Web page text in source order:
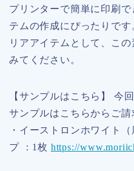
プリンターで簡単に印刷
テムの作成にぴったりで
リアアイテムとして、こ
みてください。
【サンプルはこちら】 今
サンプルはこちらからご請
・イーストロンホワイト
プ ：1枚 https://